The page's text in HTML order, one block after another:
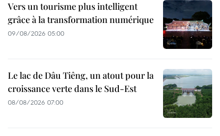
Vers un tourisme plus intelligent
grâce à la transformation numérique
09/08/2026 05:00
Le lac de Dâu Tiêng, un atout pour la
croissance verte dans le Sud-Est
08/08/2026 07:00